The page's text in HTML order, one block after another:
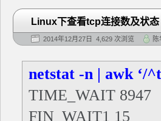
Linux下查看tcp连接数及状态
2014年12月27日 4,629 次浏览 陈
netstat -n | awk ‘/
TIME_WAIT 8947
FIN_WAIT1 15